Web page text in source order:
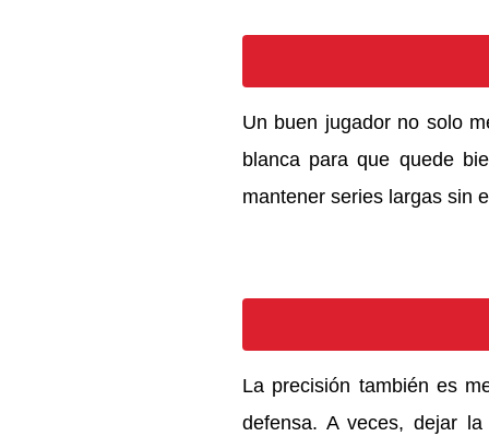
Un buen jugador no solo
blanca para que quede
mantener series largas sin
La precisión también es
defensa. A veces, dejar